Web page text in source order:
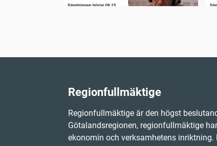
Regionfullmäktige
Regionfullmäktige är den högst
Götalandsregionen, regionfullmäktige
ekonomin och verksamhetens